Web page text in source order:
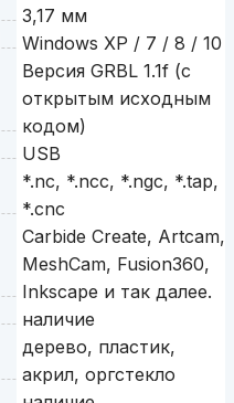
3,17 мм
Windows XP / 7 / 8 / 10
Версия GRBL 1.1f (с
открытым исходным
кодом)
USB
*.nc, *.ncc, *.ngc, *.tap,
*.cnc
Carbide Create, Artcam,
MeshCam, Fusion360,
Inkscape и так далее.
наличие
дерево, пластик,
акрил, оргстекло